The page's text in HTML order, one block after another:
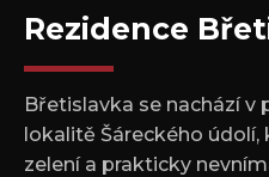
Rezidence
Břetislavka se nachází v
lokalitě Šáreckého
zelení a prakticky